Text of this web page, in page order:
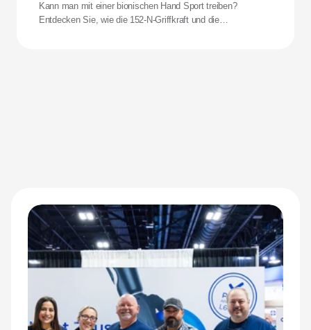
treiben?
Kann man mit einer bionischen Hand Sport treiben?
Entdecken Sie, wie die 152-N-Griffkraft und die